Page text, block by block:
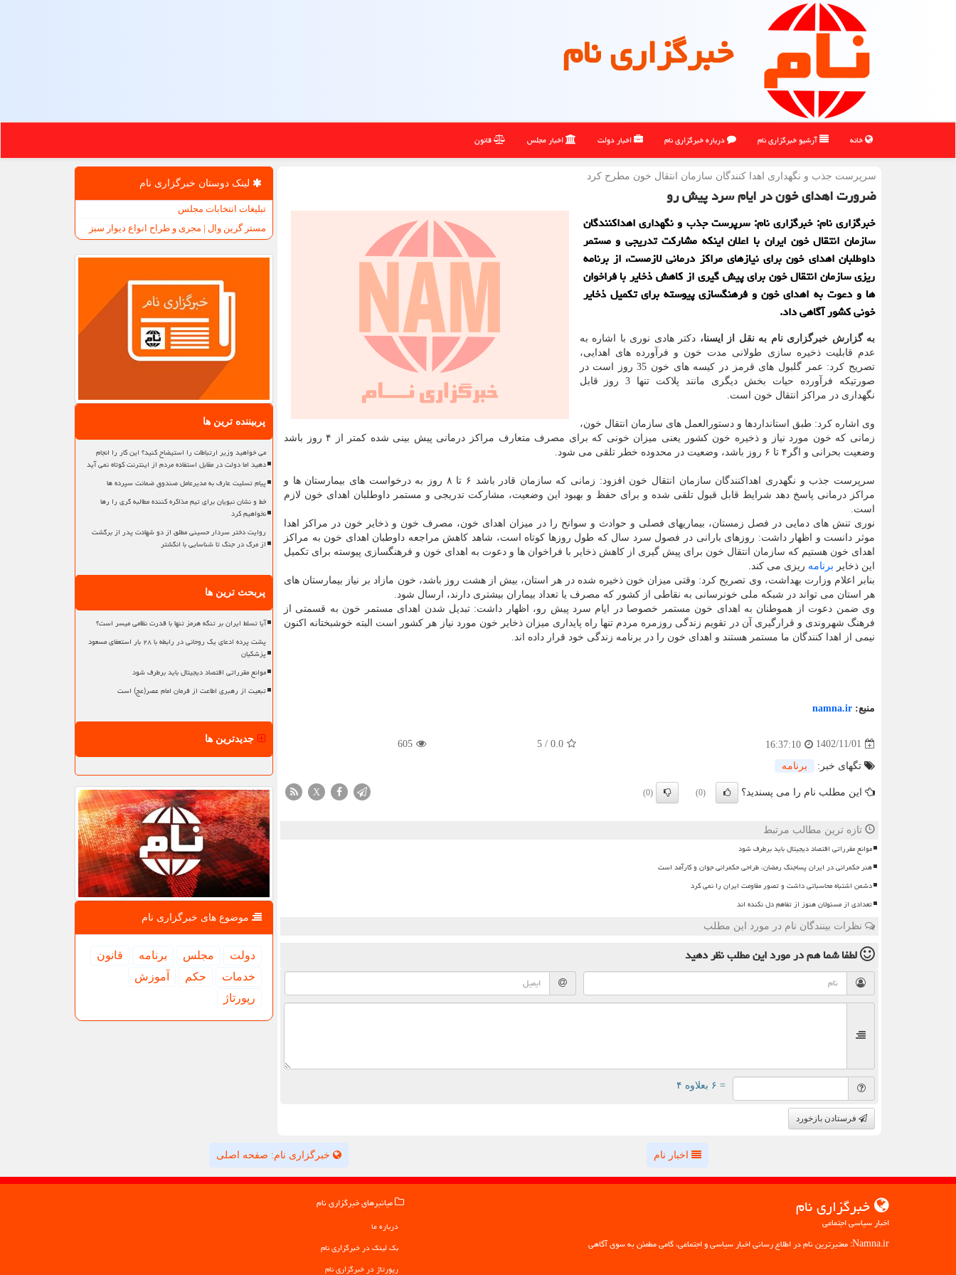
خبرگزاری نام
خانه آرشیو خبرگزاری نام درباره خبرگزاری نام اخبار دولت اخبار مجلس قانون
سرپرست جذب و نگهداری اهدا كنندگان سازمان انتقال خون مطرح كرد
ضرورت اهدای خون در ایام سرد پیش رو
خبرگزاری نام: خبرگزاری نام: سرپرست جذب و نگهداری اهداکنندگان
سازمان انتقال خون ایران با اعلان اینکه مشارکت تدریجی و مستمر
داوطلبان اهدای خون برای نیازهای مراکز درمانی لازمست، از برنامه
ریزی سازمان انتقال خون برای پیش گیری از کاهش ذخایر با فراخوان
ها و دعوت به اهدای خون و فرهنگسازی پیوسته برای تکمیل ذخایر
خونی کشور آگاهی داد.
به گزارش خبرگزاری نام به نقل از ایسنا، دکتر هادی نوری با اشاره به
عدم قابلیت ذخیره سازی طولانی مدت خون و فرآورده های اهدایی،
تصریح کرد: عمر گلبول های قرمز در کیسه های خون 35 روز است در
صورتیکه فرآورده حیات بخش دیگری مانند پلاکت تنها 3 روز قابل
نگهداری در مراکز انتقال خون است.
وی اشاره کرد: طبق استانداردها و دستورالعمل های سازمان انتقال خون،
زمانی که خون مورد نیاز و ذخیره خون کشور یعنی میزان خونی که برای مصرف متعارف مراکز درمانی پیش بینی شده کمتر از ۴ روز باشد
وضعیت بحرانی و اگر۴ تا ۶ روز باشد، وضعیت در محدوده خطر تلقی می شود.
سرپرست جذب و نگهدری اهداکنندگان سازمان انتقال خون افزود: زمانی که سازمان قادر باشد ۶ تا ۸ روز به درخواست های بیمارستان ها و
مراکز درمانی پاسخ دهد شرایط قابل قبول تلقی شده و برای حفظ و بهبود این وضعیت، مشارکت تدریجی و مستمر داوطلبان اهدای خون لازم
است.
نوری تنش های دمایی در فصل زمستان، بیماریهای فصلی و حوادث و سوانح را در میزان اهدای خون، مصرف خون و ذخایر خون در مراکز اهدا
موثر دانست و اظهار داشت: روزهای بارانی در فصول سرد سال که طول روزها کوتاه است، شاهد کاهش مراجعه داوطبان اهدای خون به مراکز
اهدای خون هستیم که سازمان انتقال خون برای پیش گیری از کاهش ذخایر با فراخوان ها و دعوت به اهدای خون و فرهنگسازی پیوسته برای تکمیل
این ذخایر برنامه ریزی می کند.
بنابر اعلام وزارت بهداشت، وی تصریح کرد: وقتی میزان خون ذخیره شده در هر استان، بیش از هشت روز باشد، خون مازاد بر نیاز بیمارستان های
هر استان می تواند در شبکه ملی خونرسانی به نقاطی از کشور که مصرف یا تعداد بیماران بیشتری دارند، ارسال شود.
وی ضمن دعوت از هموطنان به اهدای خون مستمر خصوصا در ایام سرد پیش رو، اظهار داشت: تبدیل شدن اهدای مستمر خون به قسمتی از
فرهنگ شهروندی و قرارگیری آن در تقویم زندگی روزمره مردم تنها راه پایداری میزان ذخایر خون مورد نیاز هر کشور است البته خوشبختانه اکنون
نیمی از اهدا کنندگان ما مستمر هستند و اهدای خون را در برنامه زندگی خود قرار داده اند.
منبع: namna.ir
1402/11/01
16:37:10
0.0
/
5
605
تگهای خبر: برنامه
این مطلب نام را می پسندید؟ (0)
(0)
X
تازه ترین مطالب مرتبط
موانع مقرراتی اقتصاد دیجیتال باید برطرف شود
هنر حکمرانی در ایران پساجنگ رمضان، طراحی حکمرانی جوان و کارآمد است
دشمن اشتباه محاسباتی داشت و تصور مقاومت ایران را نمی کرد
تعدادی از مسئولان هنوز از تفاهم دل نکنده اند
نظرات بینندگان نام در مورد این مطلب
لطفا شما همدر مورد این مطلبنظر دهید
= ۶ بعلاوه ۴
فرستادن بازخورد
لینک دوستان خبرگزاری نام
تبلیغات انتخابات مجلس
مستر گرین وال | مجری و طراح انواع دیوار سبز
پربیننده ترین ها
می خواهید وزیر ارتباطات را استیضاح کنید؟ این کار را انجام
دهید اما دولت در مقابل استفاده مردم از اینترنت کوتاه نمی آید
پیام تسلیت عارف به مدیرعامل صندوق ضمانت سپرده ها
خط و نشان نبویان برای تیم مذاکره کننده مطالبه گری را رها
نخواهیم کرد
روایت دختر سردار حسینی مطلق از دو شهادت پدر از برگشت
از مرگ در جنگ تا شناسایی با انگشتر
پربحث ترین ها
آیا تسلط ایران بر تنگه هرمز تنها با قدرت نظامی میسر است؟
پشت پرده ادعای یک روحانی در رابطه با ۲۸ بار استعفای مسعود
پزشکیان
موانع مقرراتی اقتصاد دیجیتال باید برطرف شود
تبعیت از رهبری اطاعت از فرمان امام عصر(عج) است
جدیدترین ها
موضوع های خبرگزاری نام
دولت مجلس برنامه
قانون
خدمات
حكم
آموزش
رپورتاژ
اخبار نام خبرگزاری نام: صفحه اصلی
خبرگزاری نام
اخبار سیاسی اجتماعی
Namna.ir: معتبرترین نام در اطلاع رسانی اخبار سیاسی و اجتماعی، گامی مطمئن به سوی آگاهی
میانبرهای خبرگزاری نام
درباره ما
بک لینک در خبرگزاری نام
رپورتاژ در خبرگزاری نام